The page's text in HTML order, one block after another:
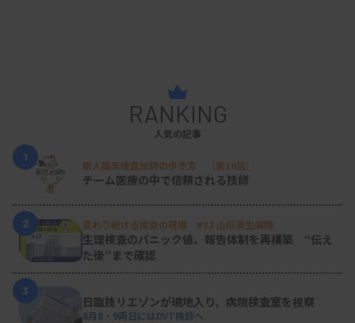
RANKING
人気の記事
1
新人臨床検査技師の歩き方 ［第16回］
チーム医療の中で信頼される技師
2 変わり続ける検査の現場 #32 山形済生病院
生理検査のパニック値、報告体制を再構築 “伝え
た後”まで確認
3
日臨技リエゾンが現地入り、病院検査室を視察
8月8・9両日にはDVT検診へ